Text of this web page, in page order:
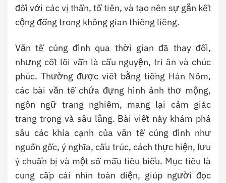
đối với các vị thần, tổ tiên, và tạo nên sự gắn kết
cộng đồng trong không gian thiêng liêng.
Văn tế cúng đình qua thời gian đã thay đổi,
nhưng cốt lõi vẫn là cầu nguyện, tri ân và chúc
phúc. Thường được viết bằng tiếng Hán Nôm,
các bài văn tế chứa đựng hình ảnh thơ mộng,
ngôn ngữ trang nghiêm, mang lại cảm giác
trang trọng và sâu lắng. Bài viết này khám phá
sâu các khía cạnh của văn tế cúng đình như
nguồn gốc, ý nghĩa, cấu trúc, cách thực hiện, lưu
ý chuẩn bị và một số mẫu tiêu biểu. Mục tiêu là
cung cấp cái nhìn toàn diện, giúp người đọc